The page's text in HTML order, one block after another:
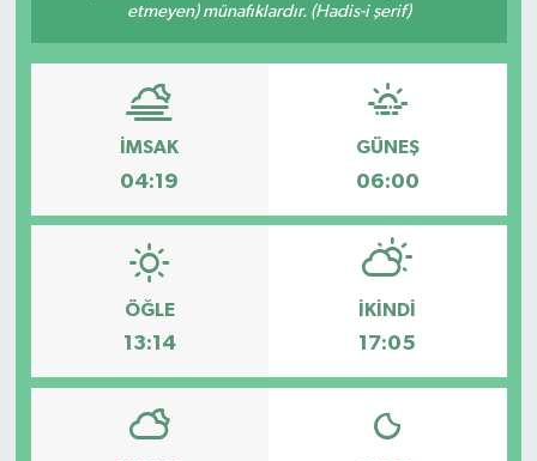
etmeyen) münafıklardır. (Hadis-i şerif)
İMSAK
04:19
GÜNEŞ
06:00
ÖĞLE
13:14
İKINDI
17:05
Siyaset
Video Galeri